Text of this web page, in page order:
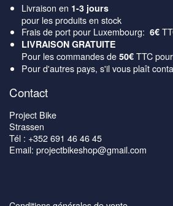
Livraison en 1-3 jours
pour les produits en stock
Frais de port pour Luxembourg: 6€
LIVRAISON GRATUITE
Pour les commandes de 50€ TTC
Pour d'autres pays, s'il vous plaît
Contact
Project Bike
Strassen
Tél : +352 691 46 46 45
Email: projectbikeshop@gmail.com